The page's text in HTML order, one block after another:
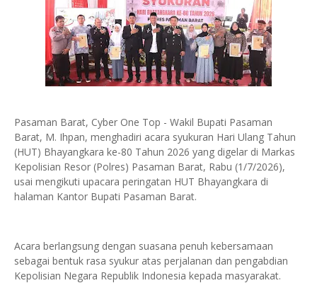
Pasaman Barat, Cyber One Top - Wakil Bupati Pasaman
Barat, M. Ihpan, menghadiri acara syukuran Hari Ulang Tahun
(HUT) Bhayangkara ke-80 Tahun 2026 yang digelar di Markas
Kepolisian Resor (Polres) Pasaman Barat, Rabu (1/7/2026),
usai mengikuti upacara peringatan HUT Bhayangkara di
halaman Kantor Bupati Pasaman Barat.
Acara berlangsung dengan suasana penuh kebersamaan
sebagai bentuk rasa syukur atas perjalanan dan pengabdian
Kepolisian Negara Republik Indonesia kepada masyarakat.